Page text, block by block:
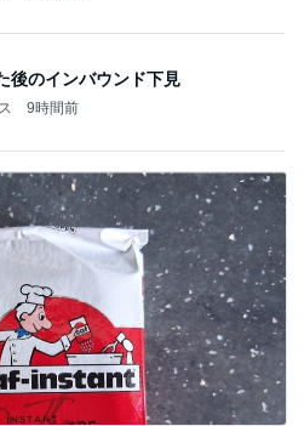
後のインバウンド下見
9時間前